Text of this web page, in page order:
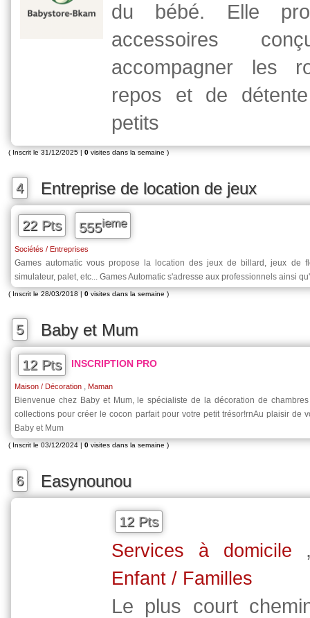
du bébé. Elle
accessoires
accompagner les
repos et de
petits
( Inscrit le 31/12/2025 | 0 visites dans la semaine )
4 Entreprise de location de jeux
22 Pts 555ieme
Sociétés / Entreprises
Games automatic vous propose la location des jeux de billard, jeux de
simulateur, palet, etc... Games Automatic s'adresse aux professionnels ainsi
( Inscrit le 28/03/2018 | 0 visites dans la semaine )
5 Baby et Mum
12 Pts INSCRIPTION PRO
Maison / Décoration , Maman
Bienvenue chez Baby et Mum, le spécialiste de la décoration de
collections pour créer le cocon parfait pour votre petit trésor!rnAu plaisir de
Baby et Mum
( Inscrit le 03/12/2024 | 0 visites dans la semaine )
6 Easynounou
12 Pts
Services à domicile
Enfant / Familles
Le plus court